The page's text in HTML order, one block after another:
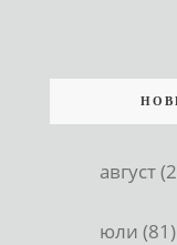
август
юли (81)